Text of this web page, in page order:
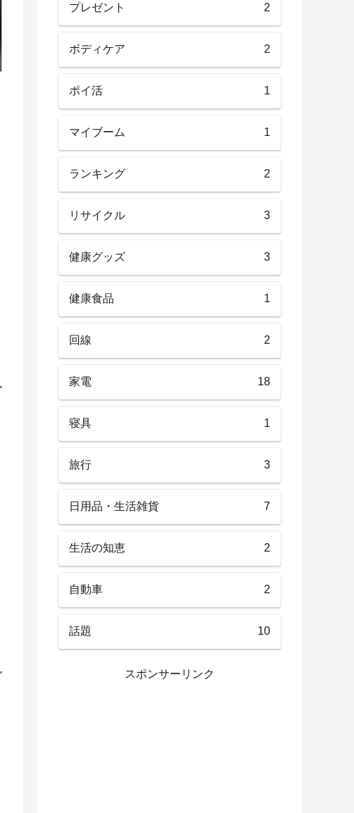
プレゼント 2
ボディケア 2
ポイ活 1
マイブーム 1
ランキング 2
リサイクル 3
健康グッズ 3
健康食品 1
回線 2
家電 18
寝具 1
旅行 3
日用品・生活雑貨 7
生活の知恵 2
自動車 2
話題 10
スポンサーリンク